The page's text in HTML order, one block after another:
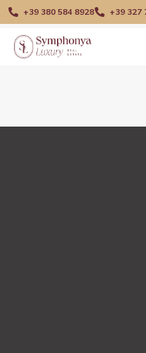
+39 380 584 8928 +39 327